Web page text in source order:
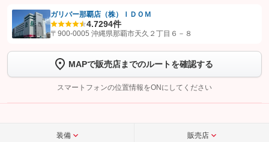
【STEP1】 認証画面でグーネットを友だち追加してから「許可する」ボタンを押
トーク画面で
ボタンをタップして問い合わせを
完了してください。
こちら
ガリバー那覇店（株）ＩＤＯＭ
4.7294件
〒900-0005 沖縄県那覇市天久２丁目６－８
MAPで販売店までのルートを確認する
スマートフォンの位置情報をONにしてください
装備 販売店